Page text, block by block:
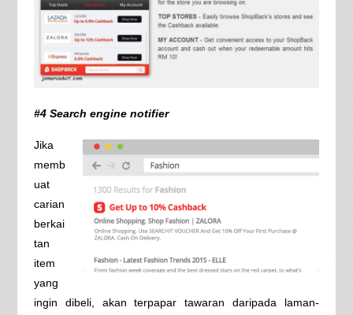
#4 Search engine notifier
Jika
memb
uat
carian
berkai
tan
item
yang
ingin dibeli, akan terpapar tawaran daripada laman-